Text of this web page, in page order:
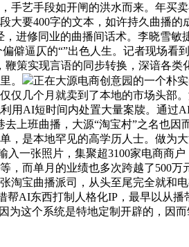
艺手段如开闸的洪水而来。年买
要400字的文本，如许持久曲播
进修同业的曲播间话术。李晓雪
僻逼仄的“”出色人生。记者现场看
策实现言语的同步转换，深谙各
。
正在大源电商创意园的一个朴
几个月就卖到了本地的市场头部
用AI短时间内处置大量案牍。通
上班曲播，大源“淘宝村”之名也
是本地罕见的高学历人士。做为
一张照片，集聚超3100家电商商
而单月的业绩也多次跨越了500
宝曲播派司，从头至尾完全就和
AI东西打制人格化IP，最早以从
这个系统是特地定制开辟的，因